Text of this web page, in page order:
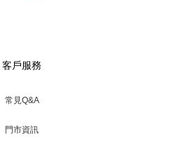
客戶服務
常見Q&A
門市資訊